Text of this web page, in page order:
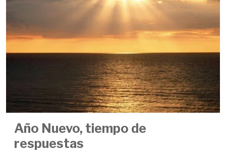
Año Nuevo, tiempo de
respuestas